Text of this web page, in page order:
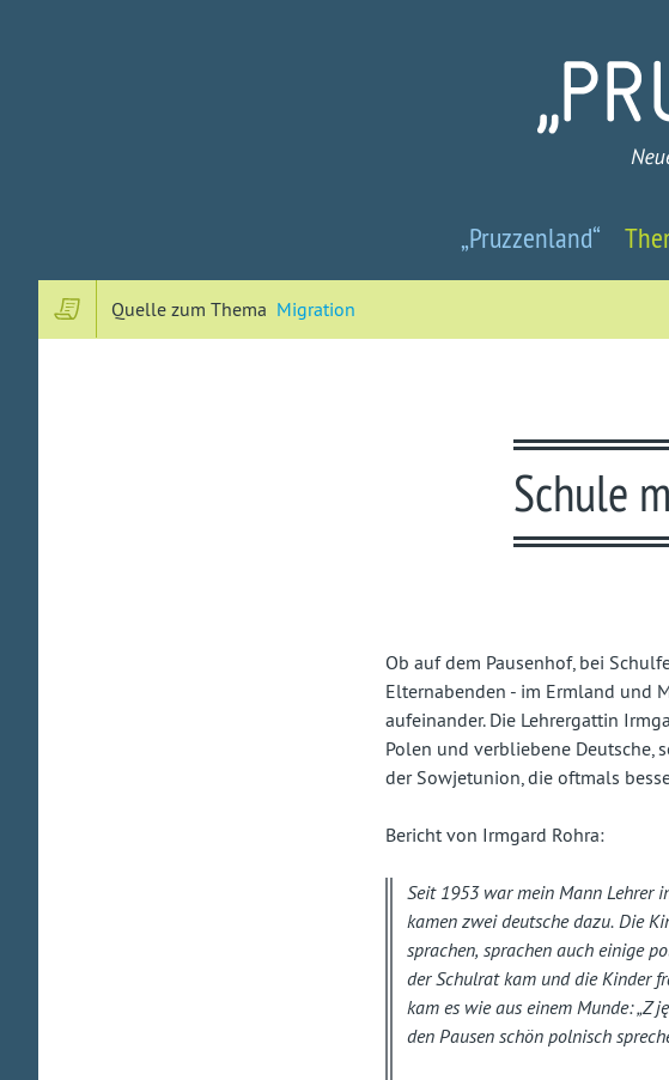
-
Neue
in
ein
fast
Land
„Pruzzenland“
Quelle zum Thema Migration
Schule
Ob auf dem Pausenhof, bei
Elternabenden - im Ermland und
aufeinander. Die Lehrergattin
Polen und verbliebene Deutsche,
der Sowjetunion, die oftmals
Bericht von Irmgard Rohra:
Seit 1953 war mein Mann Lehrer
kamen zwei deutsche dazu. Die
sprachen, sprachen auch einige
der Schulrat kam und die Kinder
kam es wie aus einem Munde: „Z
den Pausen schön polnisch